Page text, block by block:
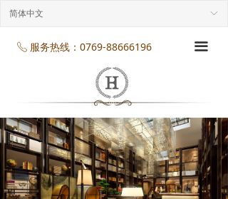
ꂅ 服务热线：0769-88666196 끀
首页
企业介绍
项目服务
企业规模
ꀅ
简体中文